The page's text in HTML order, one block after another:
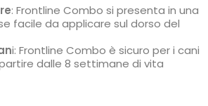
: Frontline Combo si presenta in una
facile da applicare sul dorso del
i: Frontline Combo è sicuro per i cani
dalle 8 settimane di vita